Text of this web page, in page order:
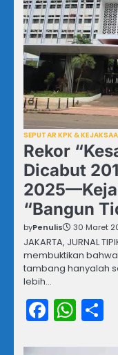
SEPUTAR KPK &
Rekor
Dicabut
“Bangun
byPenulis 30 Maret
JAKARTA, JURNAL
membuktikan
tambang hanyalah
lebih…